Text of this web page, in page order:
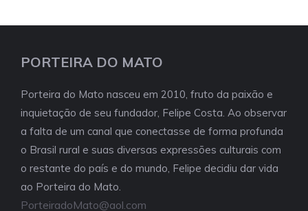
PORTEIRA DO MATO
Porteira do Mato nasceu em 2010, fruto da paixão e
inquietação de seu fundador, Felipe Costa. Ao observar
a falta de um canal que conectasse de forma profunda
o Brasil rural e suas diversas expressões culturais com
o restante do país e do mundo, Felipe decidiu dar vida
ao Porteira do Mato.
PorteiradoMato@aol.com